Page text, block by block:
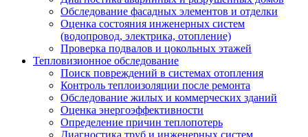
Обследование фасадных элементов и отделки
Оценка состояния инженерных систем
(водопровод, электрика, отопление)
Проверка подвалов и цокольных этажей
Тепловизионное обследование
Поиск повреждений в системах отопления
Контроль теплоизоляции после ремонта
Обследование жилых и коммерческих зданий
Оценка энергоэффективности
Определение причин теплопотерь
Диагностика труб и инженерных систем